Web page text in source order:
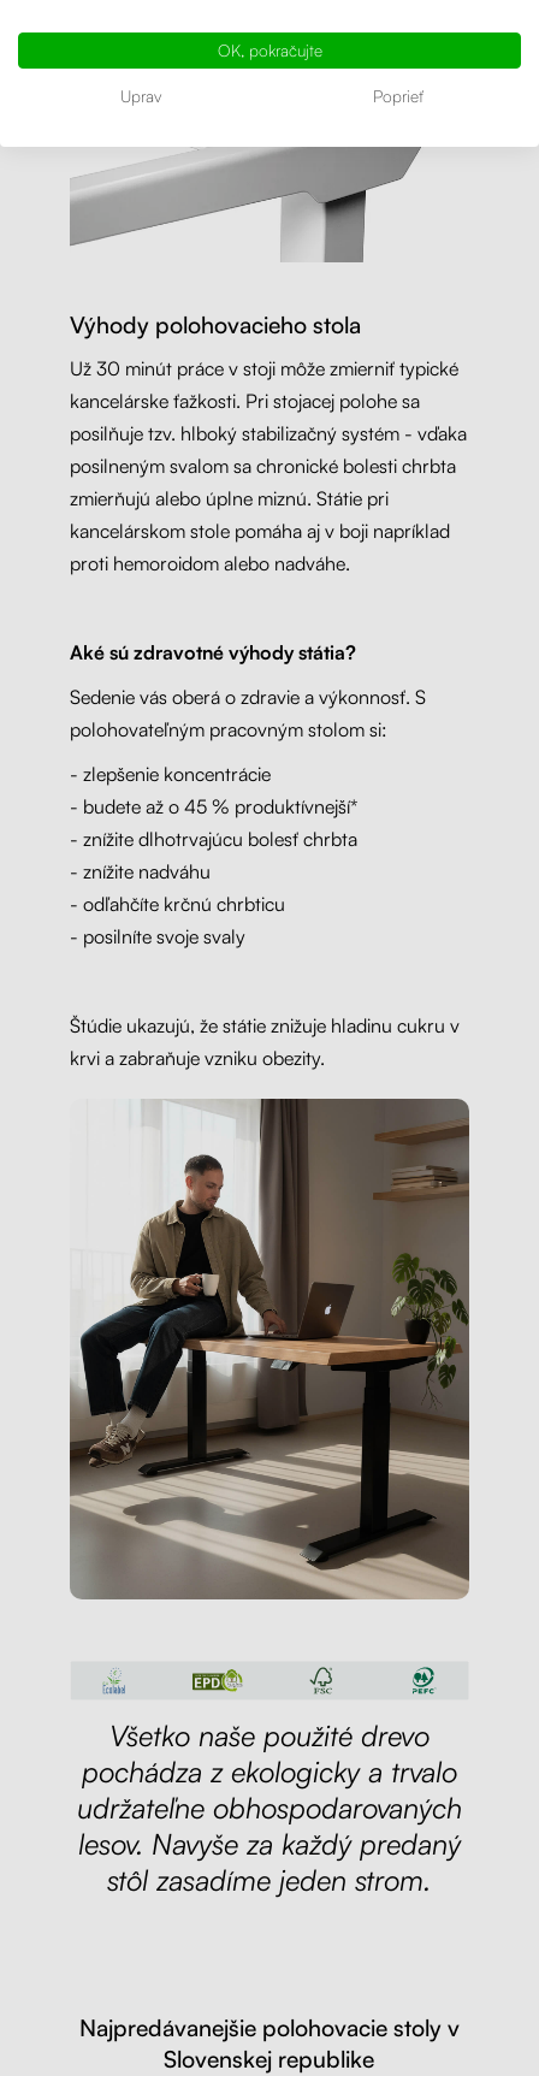
Výhody polohovacieho stola
Už 30 minút práce v stoji môže zmierniť typické
kancelárske ťažkosti. Pri stojacej polohe sa
posilňuje tzv. hlboký stabilizačný systém - vďaka
posilneným svalom sa chronické bolesti chrbta
zmierňujú alebo úplne miznú. Státie pri
kancelárskom stole pomáha aj v boji napríklad
proti hemoroidom alebo nadváhe.
Aké sú zdravotné výhody státia?
Sedenie vás oberá o zdravie a výkonnosť. S
polohovateľným pracovným stolom si:
- zlepšenie koncentrácie
- budete až o 45 % produktívnejší*
- znížite dlhotrvajúcu bolesť chrbta
- znížite nadváhu
- odľahčíte krčnú chrbticu
- posilníte svoje svaly
Štúdie ukazujú, že státie znižuje hladinu cukru v
krvi a zabraňuje vzniku obezity.
Všetko naše použité drevo
pochádza z ekologicky a trvalo
udržateľne obhospodarovaných
lesov. Navyše za každý predaný
stôl zasadíme jeden strom.
Najpredávanejšie polohovacie stoly v
Slovenskej republike
OK, pokračujte
Uprav Poprieť